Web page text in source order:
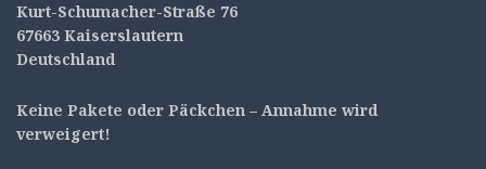
Kurt-Schumacher-Straße 76
67663 Kaiserslautern
Deutschland
Keine Pakete oder Päckchen – Annahme wird
verweigert!